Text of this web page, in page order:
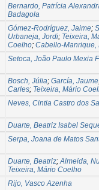
Bernardo, Patrícia
Badagola
Gómez-Rodríguez, Jaime;
Urbaneja, Jordi; Teixeira,
Coelho; Cabello-Manrique,
Setoca, João Paulo Mexia
Bosch, Júlia; García, Jaume
Carles; Teixeira, Mário
Neves, Cintia Castro dos
Duarte, Beatriz Isabel
Serpa, Joana de Matos
Duarte, Beatriz;Almeida,
Teixeira, Mário Coelho
Rijo, Vasco Azenha